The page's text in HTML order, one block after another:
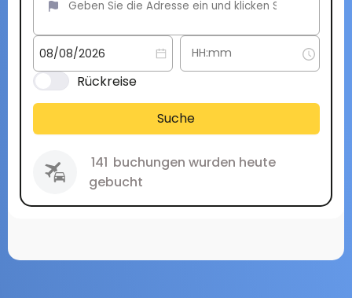
Rückreise
Suche
141 buchungen wurden heute
gebucht